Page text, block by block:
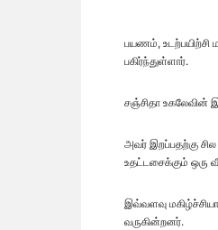
பயணம், உடற்பயிற்சி
பகிர்ந்துள்ளார்.
சஞ்சிதா உகலேவின்
அவர் இறப்பதற்கு சில
உதட்டசைக்கும் ஒரு
இவ்வளவு
வருகின்றனர்.